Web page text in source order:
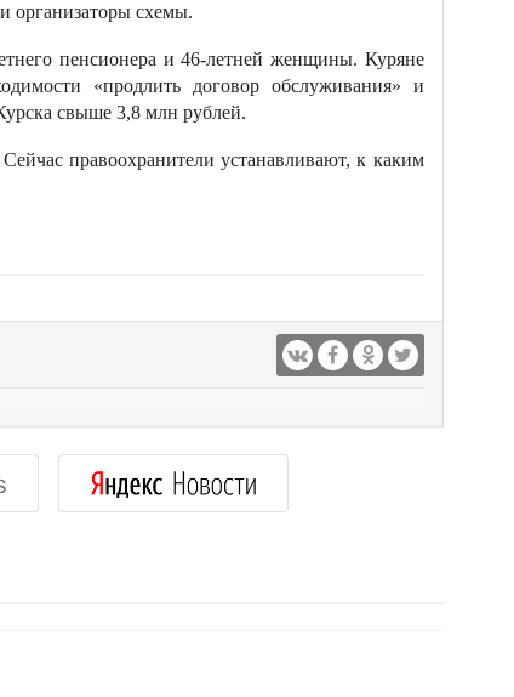
организаторы схемы.
пенсионера и 46-летней женщины. Куряне
«продлить договор обслуживания» и
свыше 3,8 млн рублей.
правоохранители устанавливают, к каким